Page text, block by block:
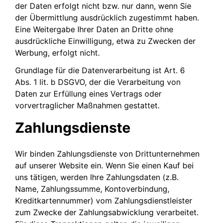
der Daten erfolgt nicht bzw. nur dann, wenn Sie
der Übermittlung ausdrücklich zugestimmt haben.
Eine Weitergabe Ihrer Daten an Dritte ohne
ausdrückliche Einwilligung, etwa zu Zwecken der
Werbung, erfolgt nicht.
Grundlage für die Datenverarbeitung ist Art. 6
Abs. 1 lit. b DSGVO, der die Verarbeitung von
Daten zur Erfüllung eines Vertrags oder
vorvertraglicher Maßnahmen gestattet.
Zahlungsdienste
Wir binden Zahlungsdienste von Drittunternehmen
auf unserer Website ein. Wenn Sie einen Kauf bei
uns tätigen, werden Ihre Zahlungsdaten (z.B.
Name, Zahlungssumme, Kontoverbindung,
Kreditkartennummer) vom Zahlungsdienstleister
zum Zwecke der Zahlungsabwicklung verarbeitet.